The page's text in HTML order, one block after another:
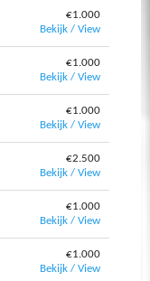
€1.000
Bekijk / View
€1.000
Bekijk / View
€1.000
Bekijk / View
€2.500
Bekijk / View
€1.000
Bekijk / View
€1.000
Bekijk / View